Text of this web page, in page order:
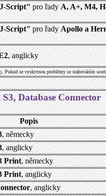
Script"pro řadyA, A+, M4,
Script"pro řadyApollo a
, anglicky
. Pokud se vyskytnou problémy se stahováním
Database Connector
Popis
, německy
, anglicky
Print, německy
Print, anglicky
, anglicky